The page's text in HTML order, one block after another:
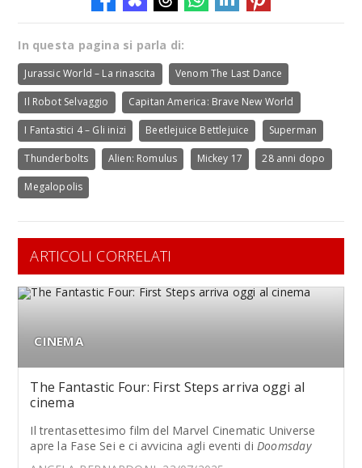
In questa pagina si parla di:
Jurassic World – La rinascita Venom The Last Dance
Il Robot Selvaggio Capitan America: Brave New World
I Fantastici 4 – Gli inizi Beetlejuice Bettlejuice Superman
Thunderbolts Alien: Romulus Mickey 17 28 anni dopo
Megalopolis
ARTICOLI CORRELATI
CINEMA
The Fantastic Four: First Steps arriva oggi al
cinema
Il trentasettesimo film del Marvel Cinematic Universe
apre la Fase Sei e ci avvicina agli eventi diDoomsday